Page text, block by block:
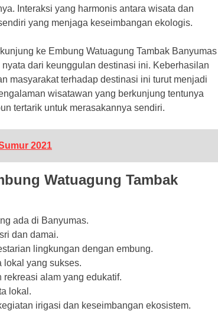
Interaksi yang harmonis antara wisata dan
yang menjaga keseimbangan ekologis.
ke Embung Watuagung Tambak Banyumas
dari keunggulan destinasi ini. Keberhasilan
masyarakat terhadap destinasi ini turut menjadi
wisatawan yang berkunjung tentunya
tertarik untuk merasakannya sendiri.
2021
Watuagung Tambak
ada di Banyumas.
dan damai.
lingkungan dengan embung.
lokal yang sukses.
alam yang edukatif.
lokal.
irigasi dan keseimbangan ekosistem.